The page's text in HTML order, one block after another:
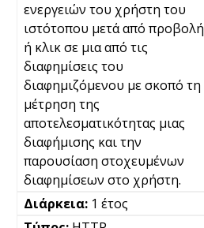
ενεργειών του χρήστη του
ιστότοπου μετά από προβολή
ή κλικ σε μια από τις
διαφημίσεις του
διαφημιζόμενου με σκοπό τη
μέτρηση της
αποτελεσματικότητας μιας
διαφήμισης και την
παρουσίαση στοχευμένων
διαφημίσεων στο χρήστη.
1 έτος